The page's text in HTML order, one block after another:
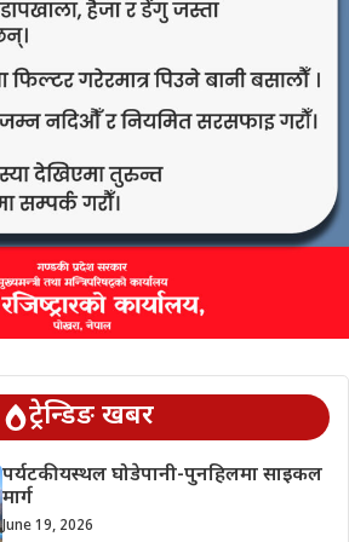
ट्रेन्डिङ खबर
पर्यटकीयस्थल घोडेपानी-पुनहिलमा साइकल
मार्ग
June 19, 2026